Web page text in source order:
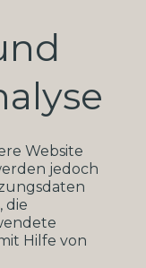
Website
jedoch
die
Hilfe von